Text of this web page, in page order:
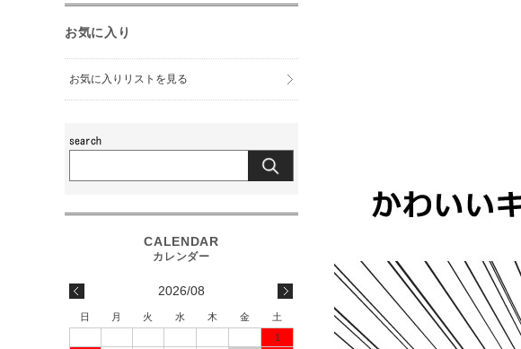
お気に入り
お気に入りリストを見る
2026/08
日 月 火 水 木 金
土
1